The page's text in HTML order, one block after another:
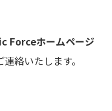
Forceホームページ
絡いたします。